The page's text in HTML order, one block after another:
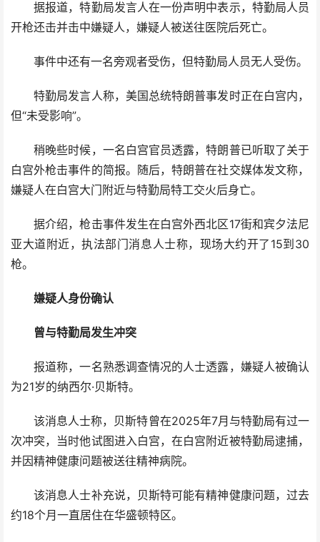
据报道，特勤局发言人在一份声明中表示，特勤局人员
开枪还击并击中嫌疑人，嫌疑人被送往医院后死亡。
事件中还有一名旁观者受伤，但特勤局人员无人受伤。
特勤局发言人称，美国总统特朗普事发时正在白宫内，
但“未受影响”。
稍晚些时候，一名白宫官员透露，特朗普已听取了关于
白宫外枪击事件的简报。随后，特朗普在社交媒体发文称，
嫌疑人在白宫大门附近与特勤局特工交火后身亡。
据介绍，枪击事件发生在白宫外西北区17街和宾夕法尼
亚大道附近，执法部门消息人士称，现场大约开了15到30
枪。
嫌疑人身份确认
曾与特勤局发生冲突
报道称，一名熟悉调查情况的人士透露，嫌疑人被确认
为21岁的纳西尔·贝斯特。
该消息人士称，贝斯特曾在2025年7月与特勤局有过一
次冲突，当时他试图进入白宫，在白宫附近被特勤局逮捕，
并因精神健康问题被送往精神病院。
该消息人士补充说，贝斯特可能有精神健康问题，过去
约18个月一直居住在华盛顿特区。